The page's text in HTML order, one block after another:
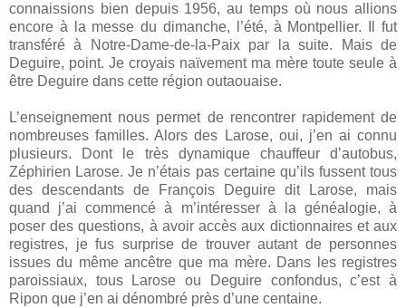
connaissions bien depuis 1956, au temps où nous allions
encore à la messe du dimanche, l’été, à Montpellier. Il fut
transféré à Notre-Dame-de-la-Paix par la suite. Mais de
Deguire, point. Je croyais naïvement ma mère toute seule à
être Deguire dans cette région outaouaise.
L’enseignement nous permet de rencontrer rapidement de
nombreuses familles. Alors des Larose, oui, j’en ai connu
plusieurs. Dont le très dynamique chauffeur d’autobus,
Zéphirien Larose. Je n’étais pas certaine qu’ils fussent tous
des descendants de François Deguire dit Larose, mais
quand j’ai commencé à m’intéresser à la généalogie, à
poser des questions, à avoir accès aux dictionnaires et aux
registres, je fus surprise de trouver autant de personnes
issues du même ancêtre que ma mère. Dans les registres
paroissiaux, tous Larose ou Deguire confondus, c’est à
Ripon que j’en ai dénombré près d’une centaine.